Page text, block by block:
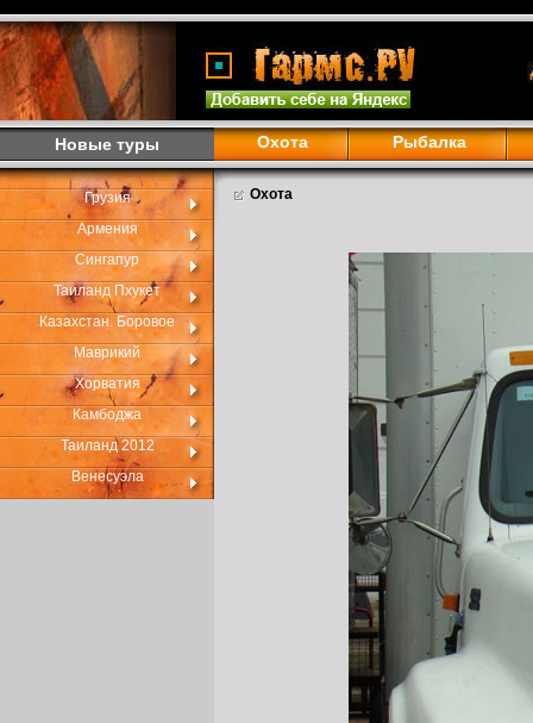
Новые туры Охота Рыбалка
Грузия
Армения
Сингапур
Таиланд Пхукет
Казахстан. Боровое
Маврикий
Хорватия
Камбоджа
Таиланд 2012
Венесуэла
Охота